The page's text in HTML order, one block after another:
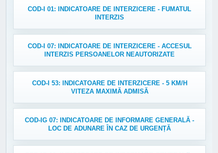
COD-I 01: INDICATOARE DE INTERZICERE - FUMATUL
INTERZIS
COD-I 07: INDICATOARE DE INTERZICERE - ACCESUL
INTERZIS PERSOANELOR NEAUTORIZATE
COD-I 53: INDICATOARE DE INTERZICERE - 5 KM/H
VITEZA MAXIMĂ ADMISĂ
COD-IG 07: INDICATOARE DE INFORMARE GENERALĂ -
LOC DE ADUNARE ÎN CAZ DE URGENȚĂ